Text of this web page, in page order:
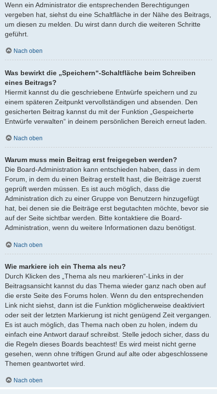
Wenn ein Administrator die entsprechenden Berechtigungen
vergeben hat, siehst du eine Schaltfläche in der Nähe des Beitrags,
um diesen zu melden. Du wirst dann durch die weiteren Schritte
geführt.
Nach oben
Was bewirkt die „Speichern“-Schaltfläche beim Schreiben
eines Beitrags?
Hiermit kannst du die geschriebene Entwürfe speichern und zu
einem späteren Zeitpunkt vervollständigen und absenden. Den
gesicherten Beitrag kannst du mit der Funktion „Gespeicherte
Entwürfe verwalten“ in deinem persönlichen Bereich erneut laden.
Nach oben
Warum muss mein Beitrag erst freigegeben werden?
Die Board-Administration kann entschieden haben, dass in dem
Forum, in dem du einen Beitrag erstellt hast, die Beiträge zuerst
geprüft werden müssen. Es ist auch möglich, dass die
Administration dich zu einer Gruppe von Benutzern hinzugefügt
hat, bei denen sie die Beiträge erst begutachten möchte, bevor sie
auf der Seite sichtbar werden. Bitte kontaktiere die Board-
Administration, wenn du weitere Informationen dazu benötigst.
Nach oben
Wie markiere ich ein Thema als neu?
Durch Klicken des „Thema als neu markieren“-Links in der
Beitragsansicht kannst du das Thema wieder ganz nach oben auf
die erste Seite des Forums holen. Wenn du den entsprechenden
Link nicht siehst, dann ist die Funktion möglicherweise deaktiviert
oder seit der letzten Markierung ist nicht genügend Zeit vergangen.
Es ist auch möglich, das Thema nach oben zu holen, indem du
einfach eine Antwort darauf schreibst. Stelle jedoch sicher, dass du
die Regeln dieses Boards beachtest! Es wird meist nicht gerne
gesehen, wenn ohne triftigen Grund auf alte oder abgeschlossene
Themen geantwortet wird.
Nach oben